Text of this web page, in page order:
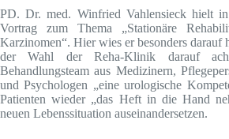
PD. Dr. med. Winfried Vahlensieck hielt in
Vortrag zum Thema „Stationäre
Karzinomen“. Hier wies er besonders darauf
der Wahl der Reha-Klinik darauf
Behandlungsteam aus Medizinern,
und Psychologen „eine urologische
Patienten wieder „das Heft in die Hand
neuen Le­benssituation auseinandersetzen.